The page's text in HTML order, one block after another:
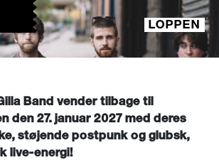
LOPPEN
Band vender tilbage til
den 27. januar 2027 med deres
støjende postpunk og glubsk,
live-energi!